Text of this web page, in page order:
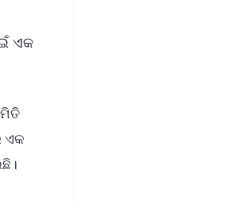
ଏକ
ଏକ